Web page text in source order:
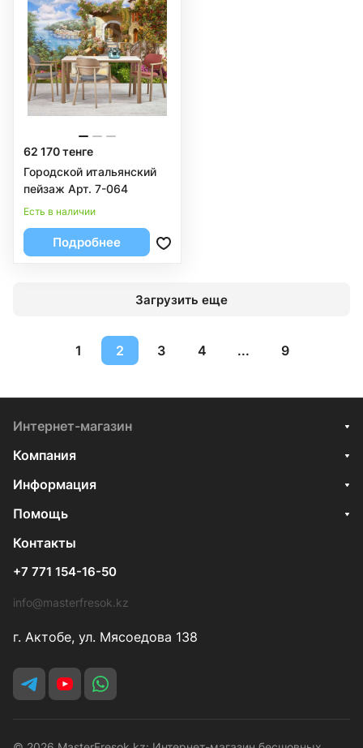
62 170 тенге
Городской итальянский
пейзаж Арт. 7-064
Есть в наличии
Подробнее
Загрузить еще
1 2 3 4 ... 9
Интернет-магазин
Компания
Информация
Помощь
Контакты
+7 771 154-16-50
info@masterfresok.kz
г. Актобе, ул. Мясоедова 138